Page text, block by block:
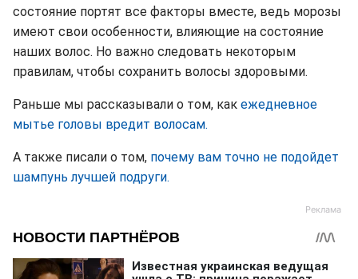
состояние портят все факторы вместе, ведь морозы
имеют свои особенности, влияющие на состояние
наших волос. Но важно следовать некоторым
правилам, чтобы сохранить волосы здоровыми.
Раньше мы рассказывали о том, как ежедневное
мытье головы вредит волосам.
А также писали о том, почему вам точно не подойдет
шампунь лучшей подруги.